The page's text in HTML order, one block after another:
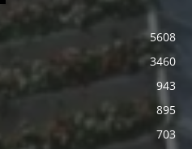
5608
3460
943
895
703